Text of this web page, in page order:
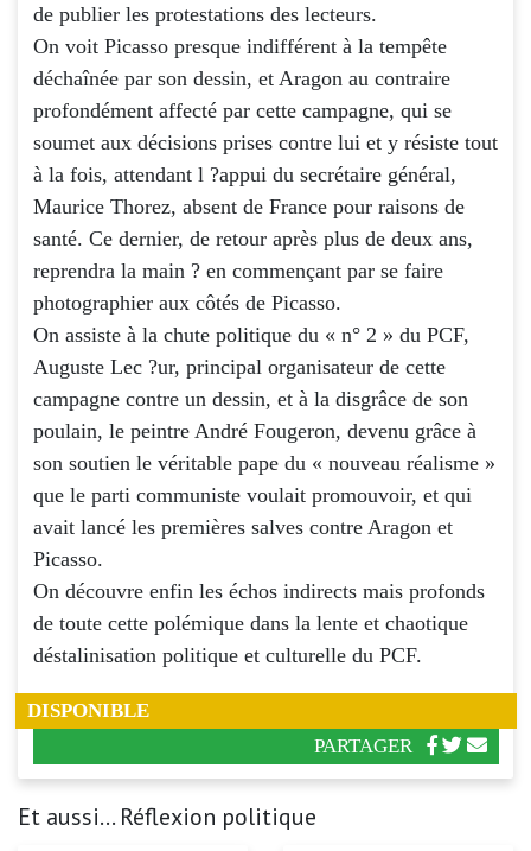
de publier les protestations des lecteurs.
On voit Picasso presque indifférent à la tempête
déchaînée par son dessin, et Aragon au contraire
profondément affecté par cette campagne, qui se
soumet aux décisions prises contre lui et y résiste tout
à la fois, attendant l ?appui du secrétaire général,
Maurice Thorez, absent de France pour raisons de
santé. Ce dernier, de retour après plus de deux ans,
reprendra la main ? en commençant par se faire
photographier aux côtés de Picasso.
On assiste à la chute politique du « n° 2 » du PCF,
Auguste Lec ?ur, principal organisateur de cette
campagne contre un dessin, et à la disgrâce de son
poulain, le peintre André Fougeron, devenu grâce à
son soutien le véritable pape du « nouveau réalisme »
que le parti communiste voulait promouvoir, et qui
avait lancé les premières salves contre Aragon et
Picasso.
On découvre enfin les échos indirects mais profonds
de toute cette polémique dans la lente et chaotique
déstalinisation politique et culturelle du PCF.
DISPONIBLE
PARTAGER
Et aussi... Réflexion politique